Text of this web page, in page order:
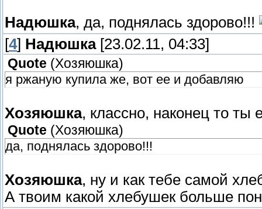
Надюшка, да, поднялась здорово!!!
[4] Надюшка[23.02.11, 04:33]
Quote (Хозяюшка)
я ржаную купила же, вот ее и добавляю
Хозяюшка, классно, наконец то
Quote (Хозяюшка)
да, поднялась здорово!!!
Хозяюшка, ну и как тебе самой
А твоим какой хлебушек больше